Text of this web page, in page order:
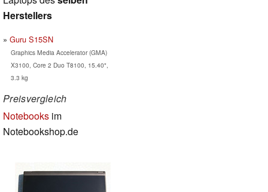
Herstellers
Guru S15SN
Graphics Media Accelerator (GMA)
X3100, Core 2 Duo T8100, 15.40",
3.3 kg
Preisvergleich
Notebooks im
Notebookshop.de